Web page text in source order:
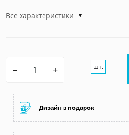
Все характеристики
– + шт.
Дизайн в подарок